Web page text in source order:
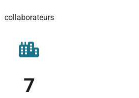
collaborateurs
7